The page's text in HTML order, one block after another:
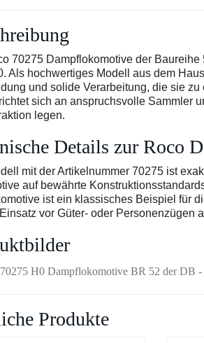
70275 Dampflokomotive der
Als hochwertiges Modell aus dem
und solide Verarbeitung, die sie
sich an anspruchsvolle Sammler
legen.
Details zur Roco
mit der Artikelnummer 70275 ist
auf bewährte
ist ein klassisches Beispiel für
vor Güter- oder Personenzügen
Produkte